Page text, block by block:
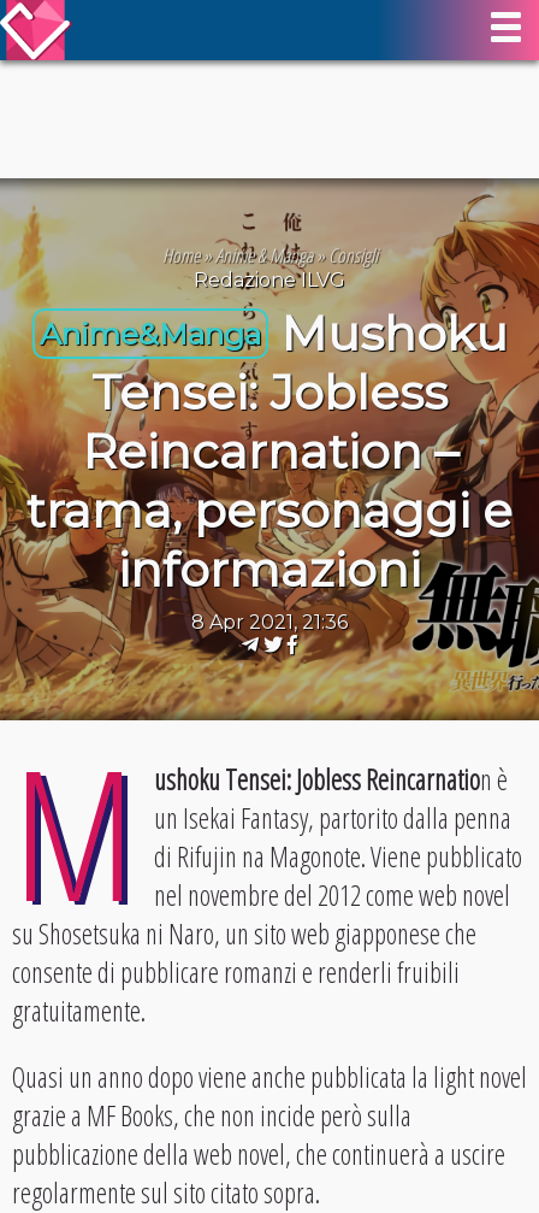
Home»Anime & Manga»Consigli
Redazione ILVG
Anime&Manga Mushoku
Tensei: Jobless
Reincarnation –
trama, personaggi e
informazioni
8 Apr 2021, 21:36
M ushoku Tensei: Jobless Reincarnation è
un Isekai Fantasy, partorito dalla penna
di Rifujin na Magonote. Viene pubblicato
nel novembre del 2012 come web novel
su Shosetsuka ni Naro, un sito web giapponese che
consente di pubblicare romanzi e renderli fruibili
gratuitamente.
Quasi un anno dopo viene anche pubblicata la light novel
grazie a MF Books, che non incide però sulla
pubblicazione della web novel, che continuerà a uscire
regolarmente sul sito citato sopra.